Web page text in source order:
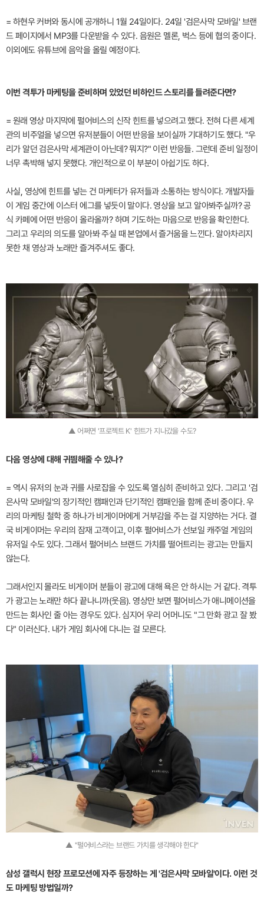
= 하현우 커버와 동시에 공개하니 1월 24일이다. 24일 '검은사막 모바일' 브랜
드 페이지에서 MP3를 다운받을 수 있다. 음원은 멜론, 벅스 등에 협의 중이다.
이외에도 유튜브에 음악을 올릴 예정이다.
이번 격투가 마케팅을 준비하며 있었던 비하인드 스토리를 들려준다면?
= 원래 영상 마지막에 펄어비스의 신작 힌트를 넣으려고 했다. 전혀 다른 세계
관의 비주얼을 넣으면 유저분들이 어떤 반응을 보이실까 기대하기도 했다. "우
리가 알던 검은사막 세계관이 아닌데? 뭐지?" 이런 반응들. 그런데 준비 일정이
너무 촉박해 넣지 못했다. 개인적으로 이 부분이 아쉽기도 하다.
사실, 영상에 힌트를 넣는 건 마케터가 유저들과 소통하는 방식이다. 개발자들
이 게임 중간에 이스터 에그를 넣듯이 말이다. 영상을 보고 알아봐주실까? 공
식 카페에 어떤 반응이 올라올까? 하며 기도하는 마음으로 반응을 확인한다.
그리고 우리의 의도를 알아봐 주실 때 본업에서 즐거움을 느낀다. 알아차리지
못한 채 영상과 노래만 즐겨주셔도 좋다.
▲ 어쩌면 '프로젝트 K' 힌트가 지나갔을 수도?
다음 영상에 대해 귀띔해줄 수 있나?
= 역시 유저의 눈과 귀를 사로잡을 수 있도록 열심히 준비하고 있다. 그리고 '검
은사막 모바일'의 장기적인 캠패인과 단기적인 캠패인을 함께 준비 중이다. 우
리의 마케팅 철학 중 하나가 비게이머에게 거부감을 주는 걸 지양하는 거다. 결
국 비게이머는 우리의 잠재 고객이고, 이후 펄어비스가 선보일 캐주얼 게임의
유저일 수도 있다. 그래서 펄어비스 브랜드 가치를 떨어트리는 광고는 만들지
않는다.
그래서인지 몰라도 비게이머 분들이 광고에 대해 욕은 안 하시는 거 같다. 격투
가 광고는 노래만 하다 끝나니까(웃음). 영상만 보면 펄어비스가 애니메이션을
만드는 회사인 줄 아는 경우도 있다. 심지어 우리 어머니도 "그 만화 광고 잘 봤
다" 이러신다. 내가 게임 회사에 다니는 걸 모른다.
▲ "펄어비스라는 브랜드 가치를 생각해야 한다"
삼성 갤럭시 현장 프로모션에 자주 등장하는 게 '검은사막 모바일'이다. 이런 것
도 마케팅 방법일까?